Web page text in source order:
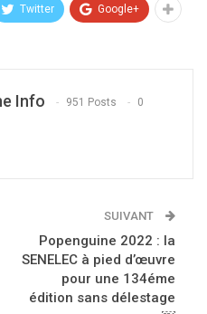
Twitter Google+
Info 951 Posts 0
SUIVANT
Popenguine 2022 : la
SENELEC à pied d’œuvre
pour une 134éme
édition sans délestage